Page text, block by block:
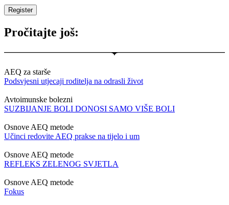
Pročitajte još:
AEQ za starše
Podsvjesni utjecaji roditelja na odrasli život
Avtoimunske bolezni
SUZBIJANJE BOLI DONOSI SAMO VIŠE BOLI
Osnove AEQ metode
Učinci redovite AEQ prakse na tijelo i um
Osnove AEQ metode
REFLEKS ZELENOG SVJETLA
Osnove AEQ metode
Fokus